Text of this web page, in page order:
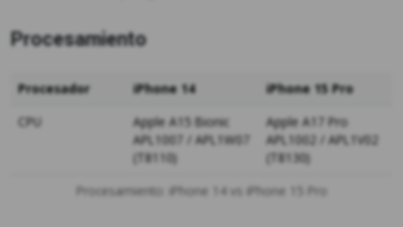
Procesamiento
Procesamiento: iPhone 14 vs iPhone 15 Pro
Procesador iPhone 14
iPhone 15 Pro
CPU
Apple A15 Bionic
APL1007 / APL1W07
(T8110)
Apple A17 Pro
APL1002 / APL1V02
(T8130)